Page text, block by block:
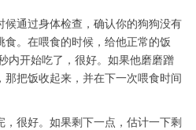
通过身体检查，确认你的狗狗没有
。在喂食的时候，给他正常的饭
内开始吃了，很好。如果他磨磨蹭
把饭收起来，并在下一次喂食时间
很好。如果剩下一点，估计一下剩